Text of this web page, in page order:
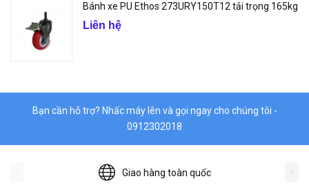
Bánh xe PU Ethos 273URY150T12 tải trọng 165kg
Liên hệ
Bạn cần hỗ trợ? Nhấc máy lên và gọi ngay cho chúng tôi -
0912302018
Giao hàng toàn quốc